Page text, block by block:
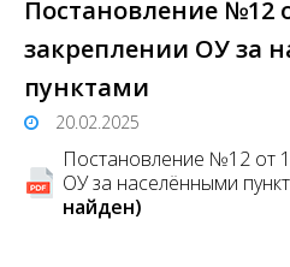
Постановление №12
закреплении ОУ за
пунктами
20.02.2025
Постановление №12 от
ОУ за населёнными
найден)